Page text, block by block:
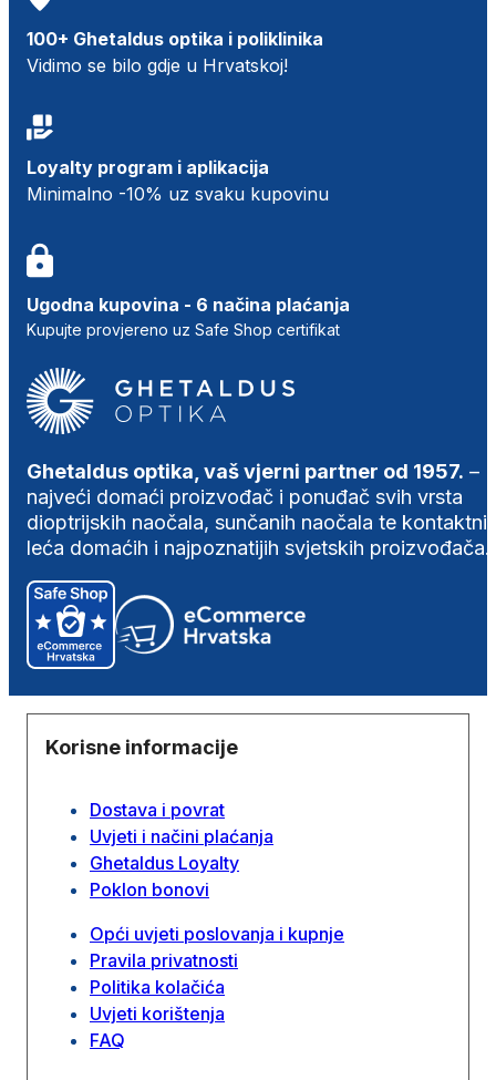
100+ Ghetaldus optika i poliklinika
Vidimo se bilo gdje u Hrvatskoj!
Loyalty program i aplikacija
Minimalno -10% uz svaku kupovinu
Ugodna kupovina - 6 načina plaćanja
Kupujte provjereno uz Safe Shop certifikat
Ghetaldus optika, vaš vjerni partner od 1957. –
najveći domaći proizvođač i ponuđač svih vrsta
dioptrijskih naočala, sunčanih naočala te
leća domaćih i najpoznatijih svjetskih proizvođača.
Korisne informacije
Dostava i povrat
Uvjeti i načini plaćanja
Ghetaldus Loyalty
Poklon bonovi
Opći uvjeti poslovanja i kupnje
Pravila privatnosti
Politika kolačića
Uvjeti korištenja
FAQ